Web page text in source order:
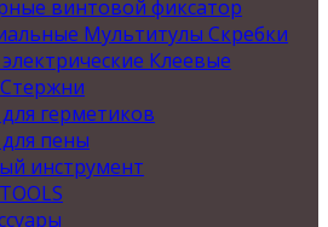
винтовой фиксатор
Мультитулы Скребки
Клеевые
герметиков
пены
инструмент